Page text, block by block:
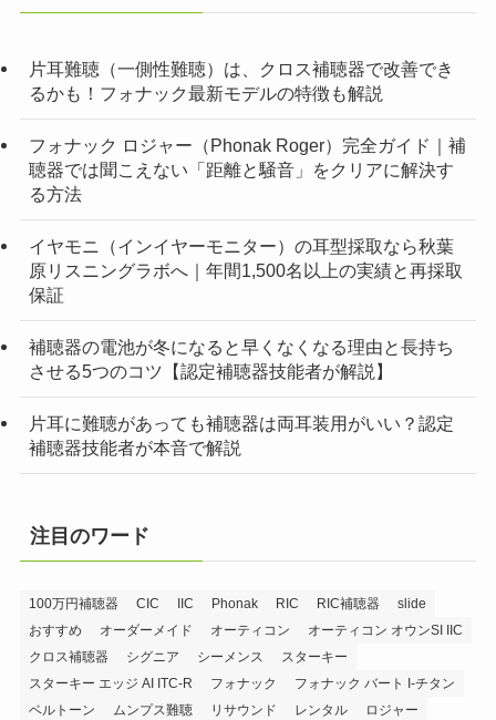
片耳難聴（一側性難聴）は、クロス補聴器で改善でき
るかも！フォナック最新モデルの特徴も解説
フォナック ロジャー（Phonak Roger）完全ガイド｜補
聴器では聞こえない「距離と騒音」をクリアに解決す
る方法
イヤモニ（インイヤーモニター）の耳型採取なら秋葉
原リスニングラボへ｜年間1,500名以上の実績と再採取
保証
補聴器の電池が冬になると早くなくなる理由と長持ち
させる5つのコツ【認定補聴器技能者が解説】
片耳に難聴があっても補聴器は両耳装用がいい？認定
補聴器技能者が本音で解説
注目のワード
100万円補聴器 CIC IIC Phonak RIC RIC補聴器
slide
おすすめ
オーダーメイド オーティコン
オーティコン オウンSI IIC
クロス補聴器
シグニア シーメンス
スターキー
スターキー エッジ AI ITC-R
フォナック
フォナック バート I-チタン
ベルトーン
ムンプス難聴 リサウンド レンタル
ロジャー